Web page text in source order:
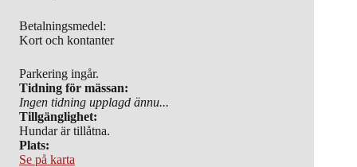
Betalningsmedel:
Kort och kontanter
Parkering ingår.
Tidning för mässan:
Ingen tidning upplagd ännu...
Tillgänglighet:
Hundar är tillåtna.
Plats:
Se på karta